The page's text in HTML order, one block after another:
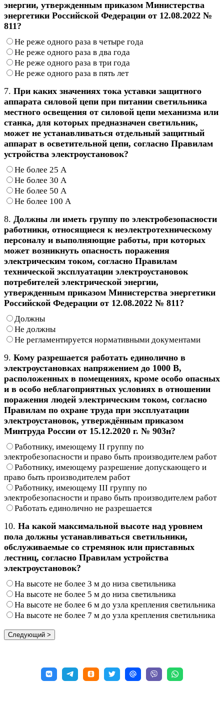
энергии, утвержденным приказом Министерства
энергетики Российской Федерации от 12.08.2022 №
811?
Не реже одного раза в четыре года
Не реже одного раза в два года
Не реже одного раза в три года
Не реже одного раза в пять лет
7. При каких значениях тока уставки защитного
аппарата силовой цепи при питании светильника
местного освещения от силовой цепи механизма или
станка, для которых предназначен светильник,
может не устанавливаться отдельный защитный
аппарат в осветительной цепи, согласно Правилам
устройства электроустановок?
Не более 25 А
Не более 30 А
Не более 50 А
Не более 100 А
8. Должны ли иметь группу по электробезопасности
работники, относящиеся к неэлектротехническому
персоналу и выполняющие работы, при которых
может возникнуть опасность поражения
электрическим током, согласно Правилам
технической эксплуатации электроустановок
потребителей электрической энергии,
утвержденным приказом Министерства энергетики
Российской Федерации от 12.08.2022 № 811?
Должны
Не должны
Не регламентируется нормативными документами
9. Кому разрешается работать единолично в
электроустановках напряжением до 1000 В,
расположенных в помещениях, кроме особо опасных
и в особо неблагоприятных условиях в отношении
поражения людей электрическим током, согласно
Правилам по охране труда при эксплуатации
электроустановок, утверждённым приказом
Минтруда России от 15.12.2020 г. № 903н?
Работнику, имеющему II группу по
электробезопасности и право быть производителем работ
Работнику, имеющему разрешение допускающего и
право быть производителем работ
Работнику, имеющему III группу по
электробезопасности и право быть производителем работ
Работать единолично не разрешается
10. На какой максимальной высоте над уровнем
пола должны устанавливаться светильники,
обслуживаемые со стремянок или приставных
лестниц, согласно Правилам устройства
электроустановок?
На высоте не более 3 м до низа светильника
На высоте не более 5 м до низа светильника
На высоте не более 6 м до узла крепления светильника
На высоте не более 7 м до узла крепления светильника